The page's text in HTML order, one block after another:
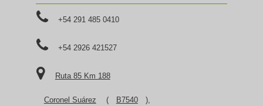
+54 291 485 0410
+54 2926 421527
Ruta 85 Km 188
Coronel Suárez ( B7540 ),